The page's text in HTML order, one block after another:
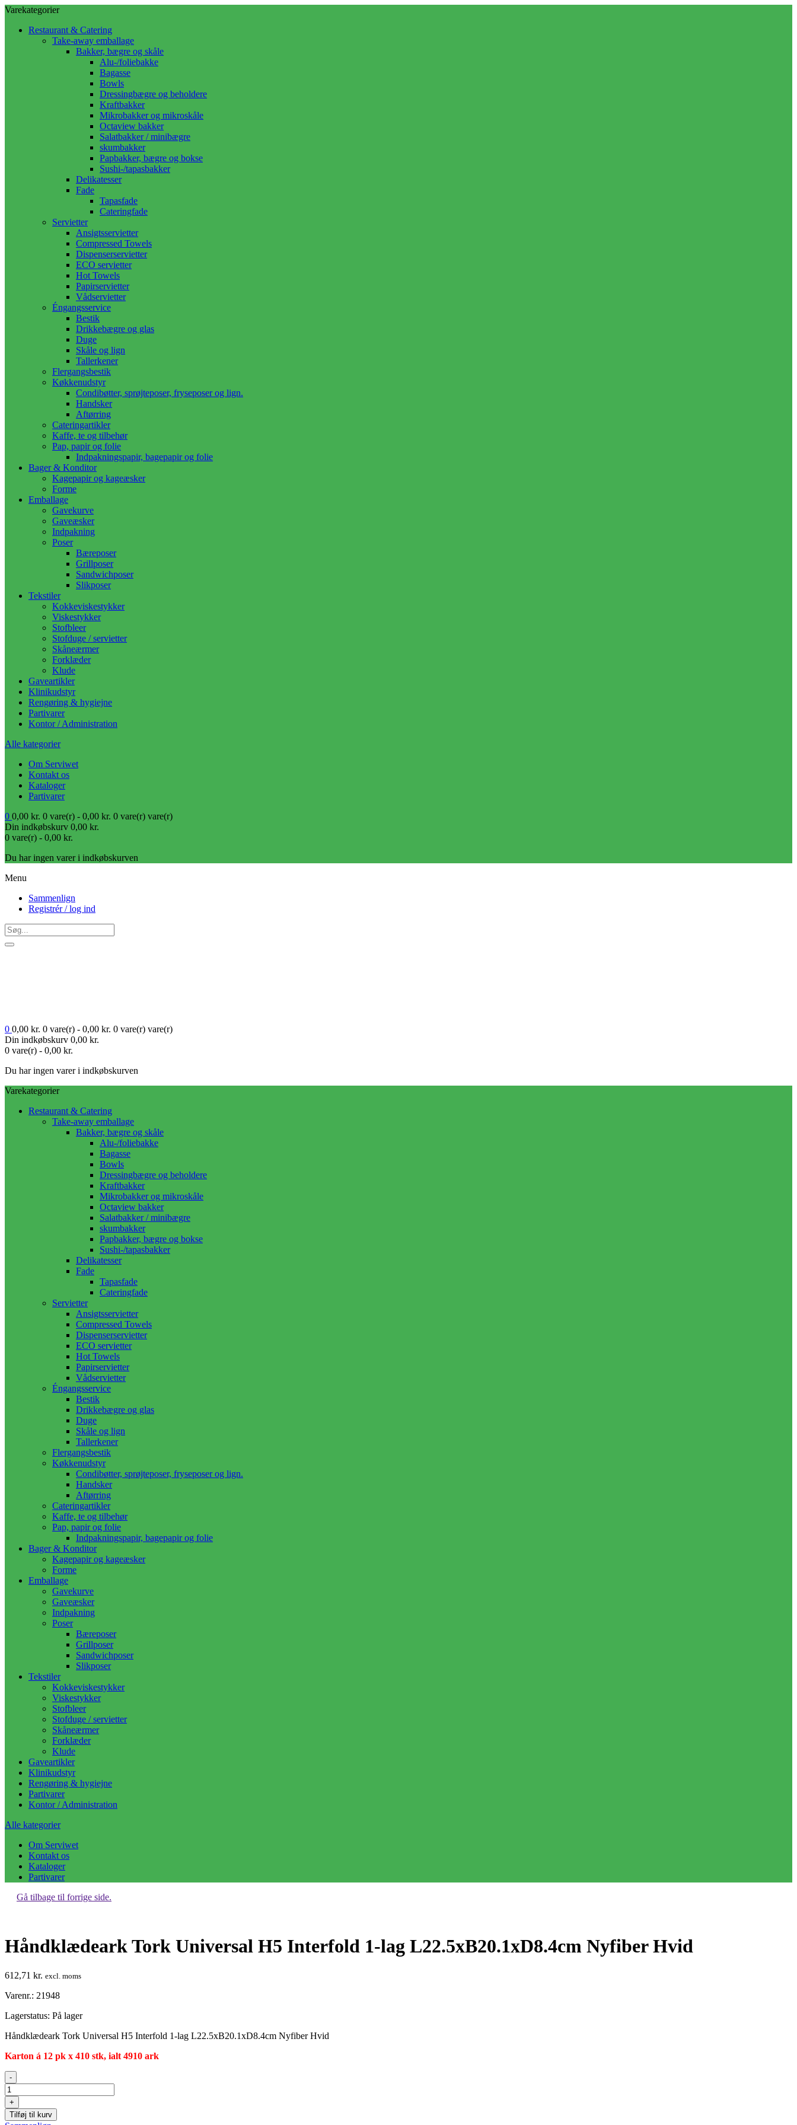
Varekategorier
Restaurant & Catering
Take-away emballage
Bakker, bægre og skåle
Alu-/foliebakke
Bagasse
Bowls
Dressingbægre og beholdere
Kraftbakker
Mikrobakker og mikroskåle
Octaview bakker
Salatbakker / minibægre
skumbakker
Papbakker, bægre og bokse
Sushi-/tapasbakker
Delikatesser
Fade
Tapasfade
Cateringfade
Servietter
Ansigtsservietter
Compressed Towels
Dispenserservietter
ECO servietter
Hot Towels
Papirservietter
Vådservietter
Éngangsservice
Bestik
Drikkebægre og glas
Duge
Skåle og lign
Tallerkener
Flergangsbestik
Køkkenudstyr
Condibøtter, sprøjteposer, fryseposer og lign.
Handsker
Aftørring
Cateringartikler
Kaffe, te og tilbehør
Pap, papir og folie
Indpakningspapir, bagepapir og folie
Bager & Konditor
Kagepapir og kageæsker
Forme
Emballage
Gavekurve
Gaveæsker
Indpakning
Poser
Bæreposer
Grillposer
Sandwichposer
Slikposer
Tekstiler
Kokkeviskestykker
Viskestykker
Stofbleer
Stofduge / servietter
Skåneærmer
Forklæder
Klude
Gaveartikler
Klinikudstyr
Rengøring & hygiejne
Partivarer
Kontor / Administration
Alle kategorier
Om Serviwet
Kontakt os
Kataloger
Partivarer
0 0,00 kr. 0 vare(r) - 0,00 kr. 0 vare(r) vare(r)
Din indkøbskurv 0,00 kr.
0 vare(r) - 0,00 kr.
Du har ingen varer i indkøbskurven
Menu
Sammenlign
Registrér / log ind
0 0,00 kr. 0 vare(r) - 0,00 kr. 0 vare(r) vare(r)
Din indkøbskurv 0,00 kr.
0 vare(r) - 0,00 kr.
Du har ingen varer i indkøbskurven
Varekategorier
Restaurant & Catering
Take-away emballage
Bakker, bægre og skåle
Alu-/foliebakke
Bagasse
Bowls
Dressingbægre og beholdere
Kraftbakker
Mikrobakker og mikroskåle
Octaview bakker
Salatbakker / minibægre
skumbakker
Papbakker, bægre og bokse
Sushi-/tapasbakker
Delikatesser
Fade
Tapasfade
Cateringfade
Servietter
Ansigtsservietter
Compressed Towels
Dispenserservietter
ECO servietter
Hot Towels
Papirservietter
Vådservietter
Éngangsservice
Bestik
Drikkebægre og glas
Duge
Skåle og lign
Tallerkener
Flergangsbestik
Køkkenudstyr
Condibøtter, sprøjteposer, fryseposer og lign.
Handsker
Aftørring
Cateringartikler
Kaffe, te og tilbehør
Pap, papir og folie
Indpakningspapir, bagepapir og folie
Bager & Konditor
Kagepapir og kageæsker
Forme
Emballage
Gavekurve
Gaveæsker
Indpakning
Poser
Bæreposer
Grillposer
Sandwichposer
Slikposer
Tekstiler
Kokkeviskestykker
Viskestykker
Stofbleer
Stofduge / servietter
Skåneærmer
Forklæder
Klude
Gaveartikler
Klinikudstyr
Rengøring & hygiejne
Partivarer
Kontor / Administration
Alle kategorier
Om Serviwet
Kontakt os
Kataloger
Partivarer
Gå tilbage til forrige side.
Håndklædeark Tork Universal H5 Interfold 1-lag L22.5xB20.1xD8.4cm Nyfiber Hvid
612,71 kr. excl. moms
Varenr.: 21948
Lagerstatus: På lager
Håndklædeark Tork Universal H5 Interfold 1-lag L22.5xB20.1xD8.4cm Nyfiber Hvid
Karton á 12 pk x 410 stk, ialt 4910 ark
Håndklædeark
Tork
Universal
H5
Interfold
-
+
Tilføj til kurv